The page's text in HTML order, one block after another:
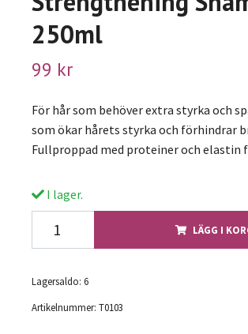
250ml
99 kr
För hår som behöver extra styrka och
som ökar hårets styrka och förhindrar
Fullproppad med proteiner och elastin
I lager.
LÄGG I
Lagersaldo: 6
Artikelnummer: T0103